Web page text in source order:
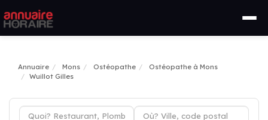
Annuaire Mons Ostéopathe
Ostéopathe à Mons
Wuillot Gilles